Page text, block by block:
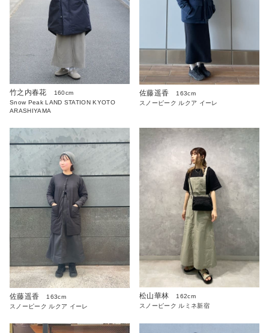
竹之内春花
160cm
Snow Peak LAND STATION KYOTO
ARASHIYAMA
佐藤遥香
163cm
スノーピーク ルクア イーレ
佐藤遥香
163cm
スノーピーク ルクア イーレ
松山華林
162cm
スノーピーク ルミネ新宿